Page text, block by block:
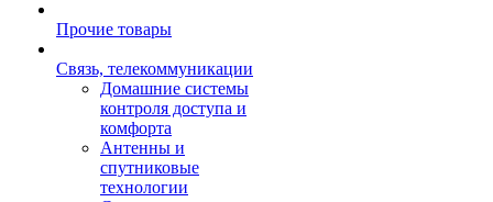
Прочие товары
Связь, телекоммуникации
Домашние системы
контроля доступа и
комфорта
Антенны и
спутниковые
технологии